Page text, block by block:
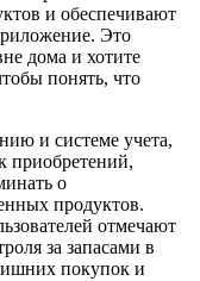
и обеспечивают
Это
дома и хотите
понять, что
и системе учета,
приобретений,
о
продуктов.
отмечают
за запасами в
покупок и